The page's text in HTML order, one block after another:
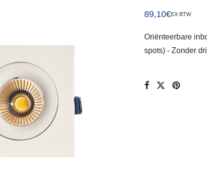
89,10€EX BTW
Oriënteerbare
spots) - Zonder